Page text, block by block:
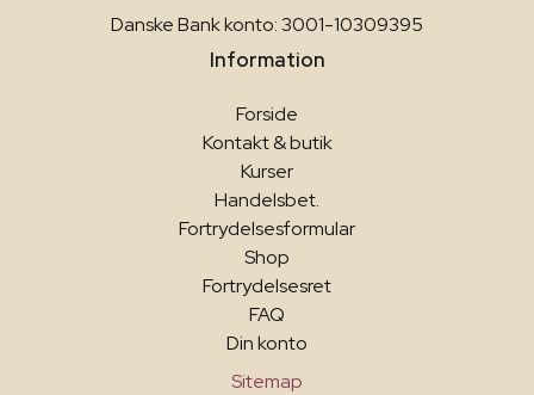
Danske Bank konto: 3001-10309395
Information
Forside
Kontakt & butik
Kurser
Handelsbet.
Fortrydelsesformular
Shop
Fortrydelsesret
FAQ
Din konto
Sitemap